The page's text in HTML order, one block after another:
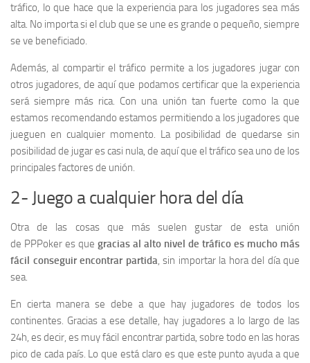
tráfico, lo que hace que la experiencia para los jugadores sea más
alta. No importa si el club que se une es grande o pequeño, siempre
se ve beneficiado.
Además, al compartir el tráfico permite a los jugadores jugar con
otros jugadores, de aquí que podamos certificar que la experiencia
será siempre más rica. Con una unión tan fuerte como la que
estamos recomendando estamos permitiendo a los jugadores que
jueguen en cualquier momento. La posibilidad de quedarse sin
posibilidad de jugar es casi nula, de aquí que el tráfico sea uno de los
principales factores de unión.
2- Juego a cualquier hora del día
Otra de las cosas que más suelen gustar de esta unión
de PPPoker es que gracias al alto nivel de tráfico es mucho más
fácil conseguir encontrar partida , sin importar la hora del día que
sea.
En cierta manera se debe a que hay jugadores de todos los
continentes. Gracias a ese detalle, hay jugadores a lo largo de las
24h, es decir, es muy fácil encontrar partida, sobre todo en las horas
pico de cada país. Lo que está claro es que este punto ayuda a que